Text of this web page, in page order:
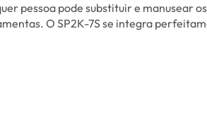
pessoa pode substituir e manusear
O SP2K-7S se integra